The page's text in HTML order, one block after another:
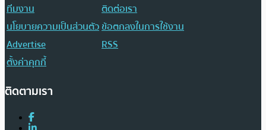
ทีมงาน
ติดต่อเรา
นโยบายความเป็นส่วนตัวข้อตกลงในการใช้งาน
Advertise
RSS
ตั้งค่าคุกกี้
ติดตามเรา